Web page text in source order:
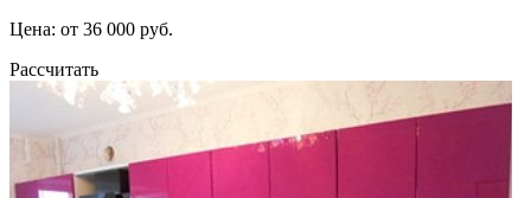
Цена: от 36 000 руб.
Рассчитать